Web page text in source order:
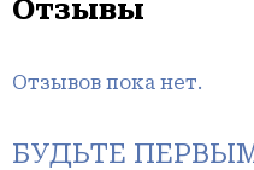
Отзывы
Отзывов пока нет.
БУДЬТЕ